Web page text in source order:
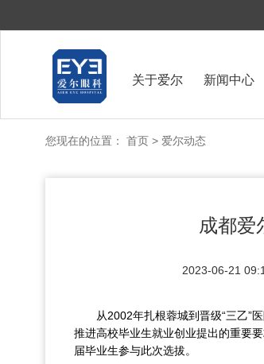
关于爱尔 新闻中心
您现在的位置： 首页 > 爱尔动态
成都爱
2023-06-21
从2002年扎根蓉城到晋级“三乙”
推进高校毕业生就业创业提出的重要
届毕业生参与此次选拔。